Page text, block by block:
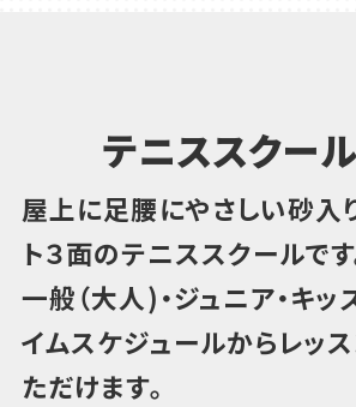
テニススクー
屋上に足腰にやさしい砂入
ト３面のテニススクールです
一般（大人)・ジュニア・キ
イムスケジュールからレッ
ただけます。